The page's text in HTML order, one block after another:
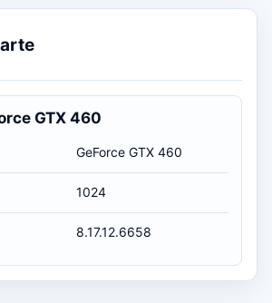
GTX 460
GeForce GTX 460
1024
8.17.12.6658